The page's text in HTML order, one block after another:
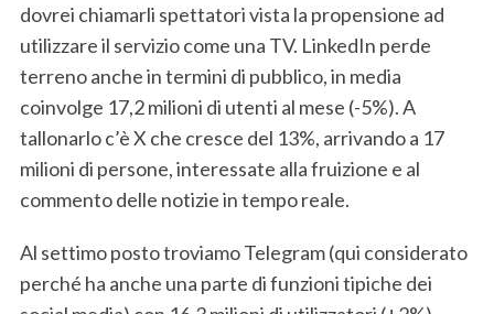
dovrei chiamarli spettatori vista la propensione ad
utilizzare il servizio come una TV. LinkedIn perde
terreno anche in termini di pubblico, in media
coinvolge 17,2 milioni di utenti al mese (-5%). A
tallonarlo c’è X che cresce del 13%, arrivando a 17
milioni di persone, interessate alla fruizione e al
commento delle notizie in tempo reale.
Al settimo posto troviamo Telegram (qui considerato
perché ha anche una parte di funzioni tipiche dei